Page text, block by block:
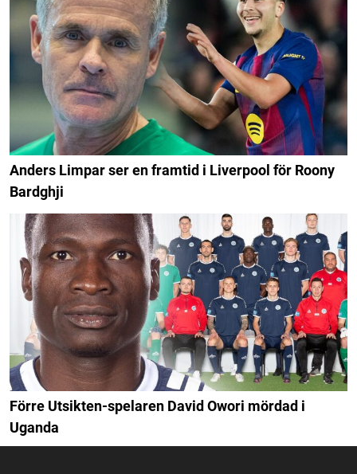
Anders Limpar ser en framtid i Liverpool för Roony
Bardghji
Förre Utsikten-spelaren David Owori mördad i
Uganda